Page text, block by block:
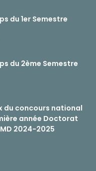
du 1er Semestre
du 2ème Semestre
du concours national
année Doctorat
2024-2025